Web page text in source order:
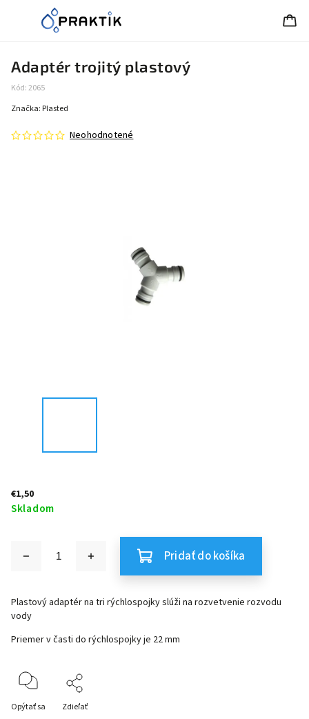
Adaptér trojitý plastový
Kód:2065
Neohodnotené
Značka: Plasted
€1,50
Skladom
Pridať do košíka
Plastový adaptér na tri rýchlospojky slúži na rozvetvenie rozvodu
vody
Priemer v časti do rýchlospojky je 22 mm
Opýtať sa Zdieľať